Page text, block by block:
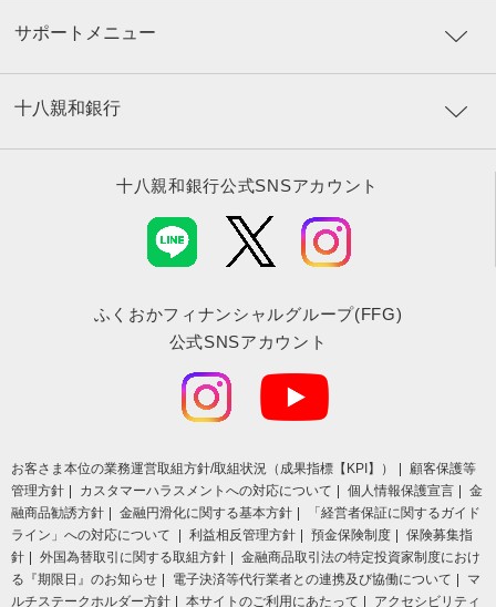
サポートメニュー
十八親和銀行
十八親和銀行公式SNSアカウント
ふくおかフィナンシャルグループ(FFG)
公式SNSアカウント
お客さま本位の業務運営取組⽅針/取組状況（成果指標【KPI】）
顧客保護等
管理方針
カスタマーハラスメントへの対応について 個人情報保護宣言
金
融商品勧誘方針
金融円滑化に関する基本方針
「経営者保証に関するガイド
ライン」への対応について
利益相反管理方針 預金保険制度
保険募集指
針
外国為替取引に関する取組方針
金融商品取引法の特定投資家制度におけ
る『期限日』のお知らせ
電子決済等代行業者との連携及び協働について
マ
ルチステークホルダー方針
本サイトのご利用にあたって アクセシビリティ